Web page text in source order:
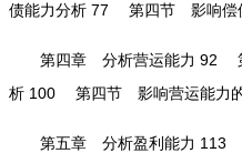
债能力分析 77 第四节 影响偿
第四章 分析营运能力 92
析 100 第四节 影响营运能力的
第五章 分析盈利能力 113